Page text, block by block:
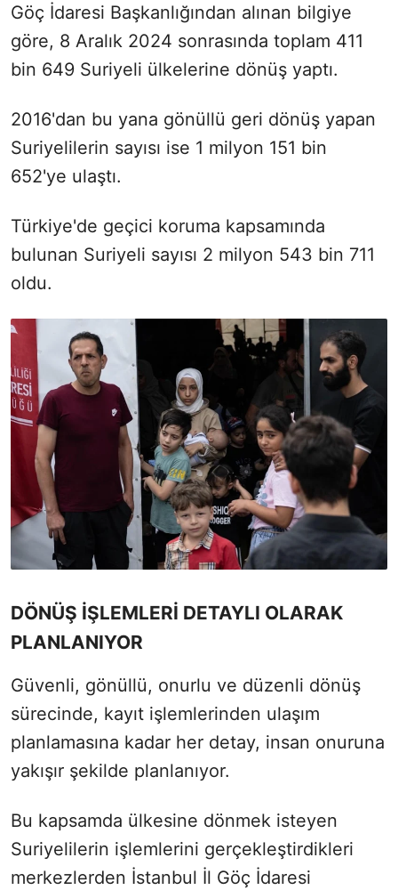
Göç İdaresi Başkanlığından alınan bilgiye
göre, 8 Aralık 2024 sonrasında toplam 411
bin 649 Suriyeli ülkelerine dönüş yaptı.
2016'dan bu yana gönüllü geri dönüş yapan
Suriyelilerin sayısı ise 1 milyon 151 bin
652'ye ulaştı.
Türkiye'de geçici koruma kapsamında
bulunan Suriyeli sayısı 2 milyon 543 bin 711
oldu.
DÖNÜŞ İŞLEMLERİ DETAYLI OLARAK
PLANLANIYOR
Güvenli, gönüllü, onurlu ve düzenli dönüş
sürecinde, kayıt işlemlerinden ulaşım
planlamasına kadar her detay, insan onuruna
yakışır şekilde planlanıyor.
Bu kapsamda ülkesine dönmek isteyen
Suriyelilerin işlemlerini gerçekleştirdikleri
merkezlerden İstanbul İl Göç İdaresi